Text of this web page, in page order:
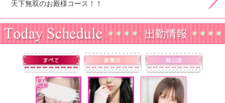
天下無双のお殿様コース！！